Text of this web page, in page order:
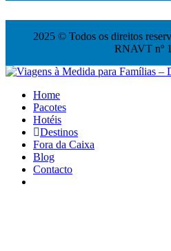
2025 © Todos os direitos
RNAVT nº
Home
Pacotes
Hotéis
Destinos
Fora da Caixa
Blog
Contacto